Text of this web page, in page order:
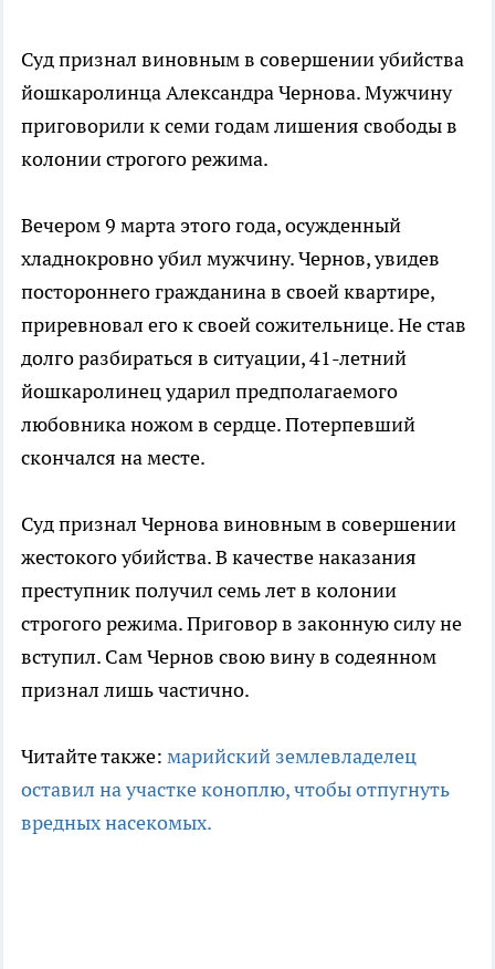
Суд признал виновным в совершении убийства
йошкаролинца Александра Чернова. Мужчину
приговорили к семи годам лишения свободы в
колонии строгого режима.
Вечером 9 марта этого года, осужденный
хладнокровно убил мужчину. Чернов, увидев
постороннего гражданина в своей квартире,
приревновал его к своей сожительнице. Не став
долго разбираться в ситуации, 41-летний
йошкаролинец ударил предполагаемого
любовника ножом в сердце. Потерпевший
скончался на месте.
Суд признал Чернова виновным в совершении
жестокого убийства. В качестве наказания
преступник получил семь лет в колонии
строгого режима. Приговор в законную силу не
вступил. Сам Чернов свою вину в содеянном
признал лишь частично.
Читайте также: марийский землевладелец
оставил на участке коноплю, чтобы отпугнуть
вредных насекомых.